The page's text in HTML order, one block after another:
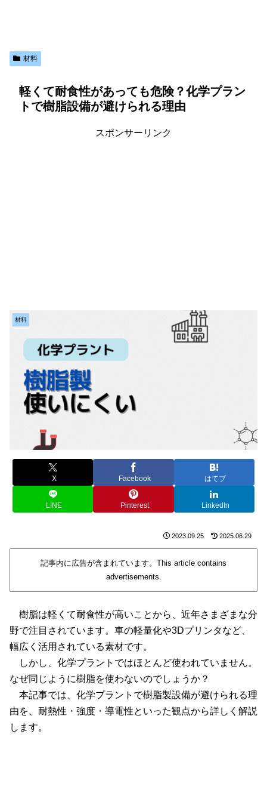
材料
軽くて耐食性があっても危険？化学プラン
トで樹脂設備が避けられる理由
スポンサーリンク
材料
X Facebook はてブ
LINE Pinterest LinkedIn
2023.09.25 2025.06.29
記事内に広告が含まれています。This article contains
advertisements.
樹脂は軽くて耐食性が高いことから、近年さまざまな分
野で注目されています。車の軽量化や3Dプリンタなど、
幅広く活用されている素材です。
しかし、化学プラントではほとんど使われていません。
なぜ同じように樹脂を使わないのでしょうか？
本記事では、化学プラントで樹脂製設備が避けられる理
由を、耐熱性・強度・導電性といった観点から詳しく解説
します。